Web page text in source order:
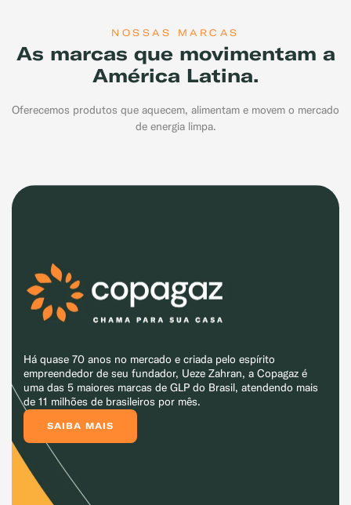
NOSSAS MARCAS
As marcas que movimentam a
América Latina.
Oferecemos produtos que aquecem, alimentam e movem o mercado
de energia limpa.
Há quase 70 anos no mercado e criada pelo espírito
empreendedor de seu fundador, Ueze Zahran, a Copagaz é
uma das 5 maiores marcas de GLP do Brasil, atendendo mais
de 11 milhões de brasileiros por mês.
SAIBA MAIS